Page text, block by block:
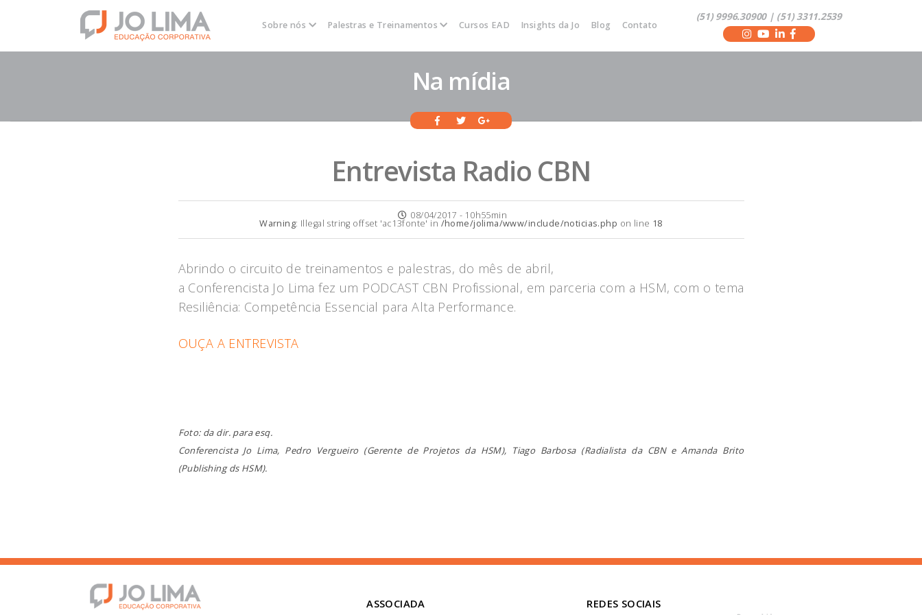
Sobre nós Palestras e Treinamentos Cursos EAD Insights da Jo Blog Contato
(51) 9996.30900 | (51) 3311.2539
Na mídia
Entrevista Radio CBN
08/04/2017 - 10h55min
Warning: Illegal string offset 'ac13fonte' in /home/jolima/www/include/noticias.php on line 18
Abrindo o circuito de treinamentos e palestras, do mês de abril,
a Conferencista Jo Lima fez um PODCAST CBN Profissional, em parceria com a HSM, com o tema
Resiliência: Competência Essencial para Alta Performance.
OUÇA A ENTREVISTA
Foto: da dir. para esq.
Conferencista Jo Lima, Pedro Vergueiro (Gerente de Projetos da HSM), Tiago Barbosa (Radialista da CBN e Amanda Brito
(Publishing ds HSM).
ASSOCIADA REDES SOCIAIS